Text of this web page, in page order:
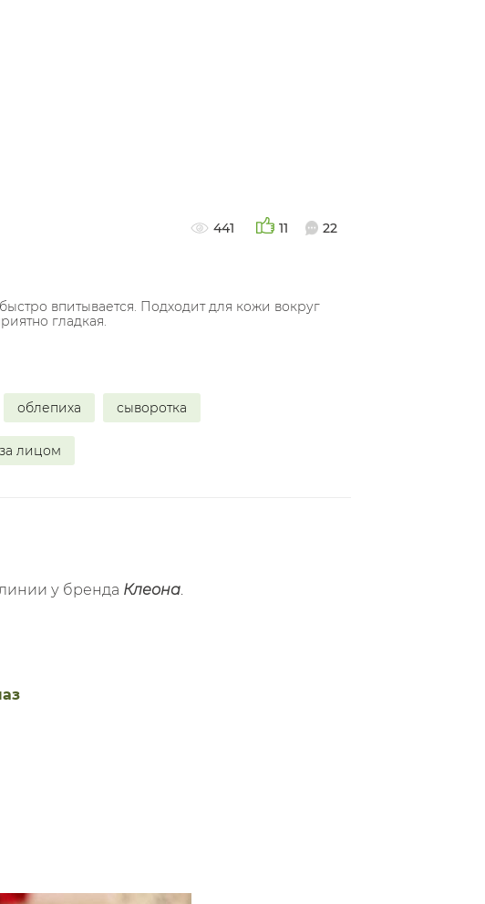
441 11 22
впитывается. Подходит для кожи вокруг
гладкая.
облепиха сыворотка
лицом
у бренда Клеона.